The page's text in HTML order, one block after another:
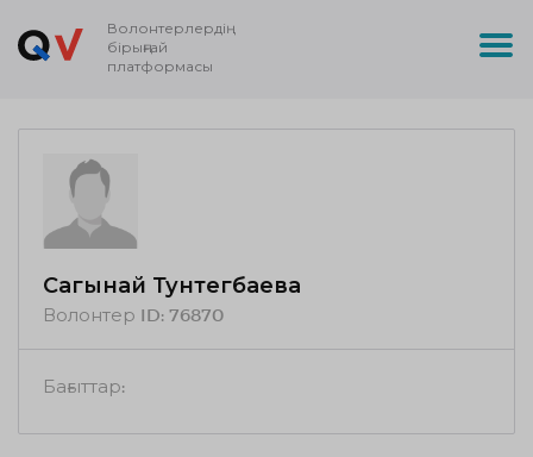
Волонтерлердің
бірыңғай
платформасы
Сагынай Тунтегбаева
Волонтер ID: 76870
Бағыттар: